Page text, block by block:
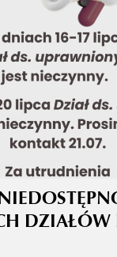
DZIAŁÓW